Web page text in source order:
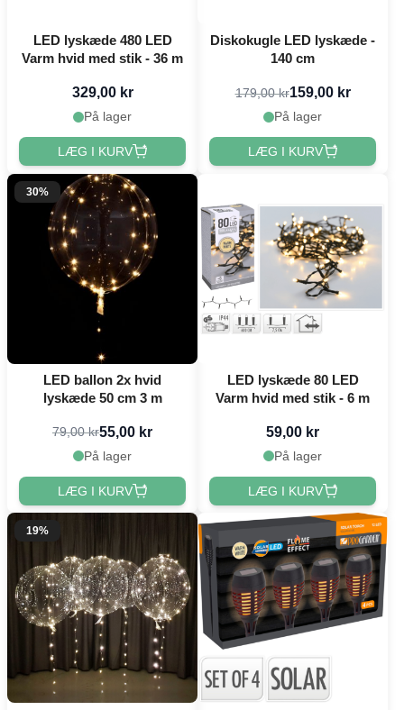
LED lyskæde 480 LED
Varm hvid med stik - 36 m
329,00 kr
På lager
LÆG I KURV
Diskokugle LED lyskæde -
140 cm
179,00 kr159,00 kr
På lager
LÆG I KURV
30%
LED ballon 2x hvid
lyskæde 50 cm 3 m
79,00 kr55,00 kr
På lager
LÆG I KURV
LED lyskæde 80 LED
Varm hvid med stik - 6 m
59,00 kr
På lager
LÆG I KURV
19%